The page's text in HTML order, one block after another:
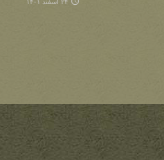
۲۴ اسفند ۱۴۰۱